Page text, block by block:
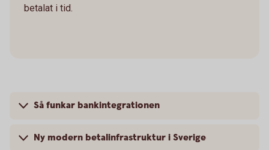
betalat i tid.
Så funkar bankintegrationen
Ny modern betalinfrastruktur i Sverige